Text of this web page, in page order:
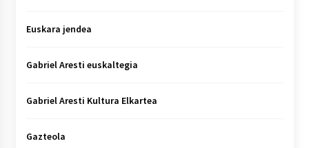
Euskara jendea
Gabriel Aresti euskaltegia
Gabriel Aresti Kultura Elkartea
Gazteola